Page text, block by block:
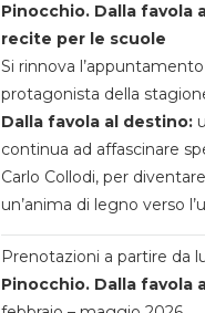
Pinocchio. Dalla favola
recite per le scuole
Si rinnova
protagonista della
Dalla favola al destino:
continua ad affascinare
Carlo Collodi, per
un’anima di legno verso
Prenotazioni a partire da
Pinocchio. Dalla favola